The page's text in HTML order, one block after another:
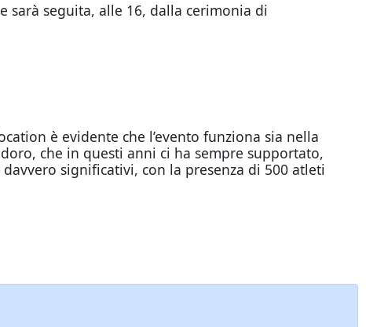
sarà seguita, alle 16, dalla cerimonia di
è evidente che l’evento funziona sia nella
che in questi anni ci ha sempre supportato,
significativi, con la presenza di 500 atleti